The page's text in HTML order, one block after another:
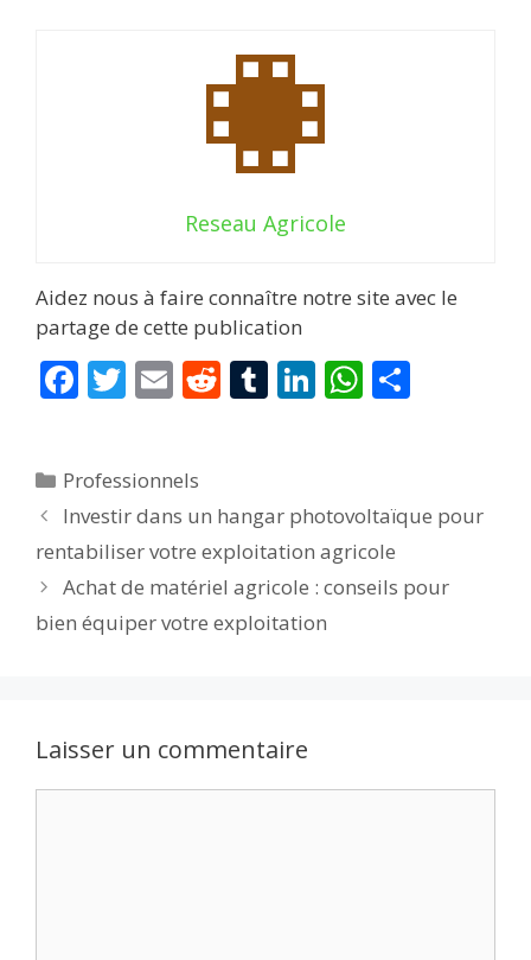
Reseau Agricole
Aidez nous à faire connaître notre site avec le
partage de cette publication
F
b
o
o
k
T
er
E
l
R
t
T
r
Li
dI
n
W
A
p
p
er
Catégories
Professionnels
Investir dans un hangar photovoltaïque pour
rentabiliser votre exploitation agricole
Achat de matériel agricole : conseils pour
bien équiper votre exploitation
Laisser un commentaire